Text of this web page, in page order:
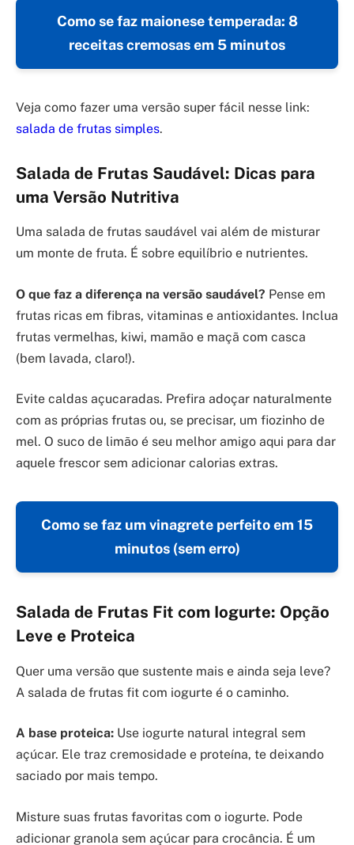
Como se faz maionese temperada: 8
receitas cremosas em 5 minutos
Veja como fazer uma versão super fácil nesse link:
salada de frutas simples.
Salada de Frutas Saudável: Dicas para
uma Versão Nutritiva
Uma salada de frutas saudável vai além de misturar
um monte de fruta. É sobre equilíbrio e nutrientes.
O que faz a diferença na versão saudável? Pense em
frutas ricas em fibras, vitaminas e antioxidantes. Inclua
frutas vermelhas, kiwi, mamão e maçã com casca
(bem lavada, claro!).
Evite caldas açucaradas. Prefira adoçar naturalmente
com as próprias frutas ou, se precisar, um fiozinho de
mel. O suco de limão é seu melhor amigo aqui para dar
aquele frescor sem adicionar calorias extras.
Como se faz um vinagrete perfeito em 15
minutos (sem erro)
Salada de Frutas Fit com Iogurte: Opção
Leve e Proteica
Quer uma versão que sustente mais e ainda seja leve?
A salada de frutas fit com iogurte é o caminho.
A base proteica: Use iogurte natural integral sem
açúcar. Ele traz cremosidade e proteína, te deixando
saciado por mais tempo.
Misture suas frutas favoritas com o iogurte. Pode
adicionar granola sem açúcar para crocância. É um